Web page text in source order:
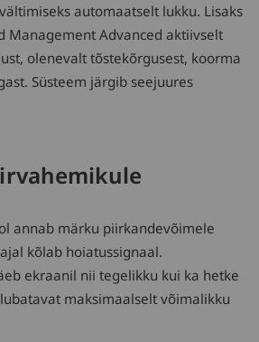
automaatselt lukku. Lisaks
Management Advanced aktiivselt
olenevalt tõstekõrgusest, koorma
Süsteem järgib seejuures
annab märku piirkandevõimele
kõlab hoiatussignaal.
ekraanil nii tegelikku kui ka hetke
maksimaalselt võimalikku